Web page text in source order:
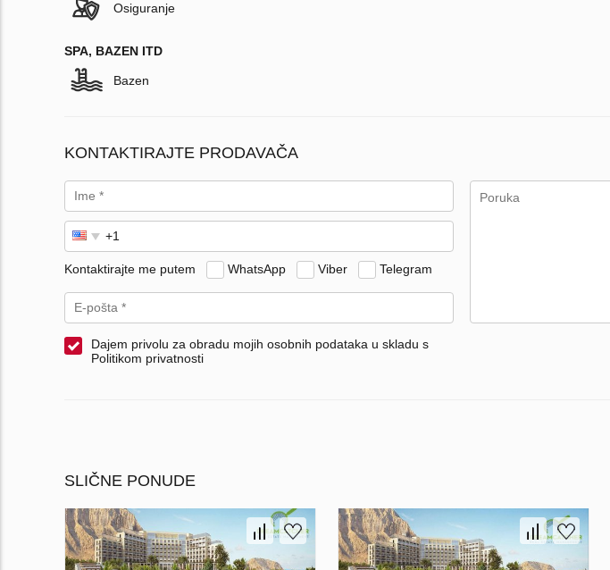
Osiguranje
SPA, BAZEN ITD
Bazen
KONTAKTIRAJTE PRODAVAČA
Kontaktirajte me putem WhatsApp Viber Telegram
Dajem privolu za obradu mojih osobnih podataka u skladu s
Politikom privatnosti
SLIČNE PONUDE